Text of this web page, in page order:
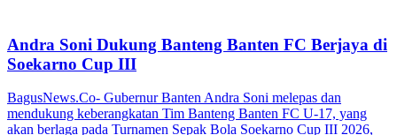
Andra Soni Dukung Banteng Banten FC Berjaya di
Soekarno Cup III
BagusNews.Co- Gubernur Banten Andra Soni melepas dan
mendukung keberangkatan Tim Banteng Banten FC U-17, yang
akan berlaga pada Turnamen Sepak Bola Soekarno Cup III 2026,